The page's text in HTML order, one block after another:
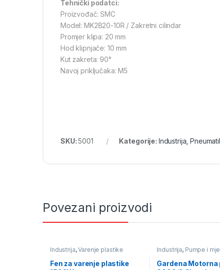
Tehnički podatci:
Proizvođač: SMC
Model: MK2B20-10R / Zakretni cilindar
Promjer klipa: 20 mm
Hod klipnjače: 10 mm
Kut zakreta: 90°
Navoj priključaka: M5
SKU:5001 Kategorije: Industrija ,
Povezani proizvodi
Industrija,Varenje plastike
Fen za varenje plastike
Industrija, Pumpe i
protika tekućine
vodu
Gardena Motorna